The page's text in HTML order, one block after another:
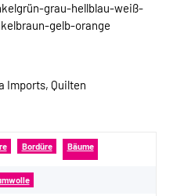
grau-hellblau-weiß-
gelb-orange
Imports, Quilten
Bordüre Bäume